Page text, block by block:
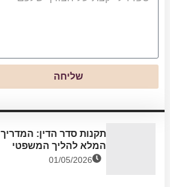
שליחה
תקנות סדר הדין: המדריך
המלא להליך המשפטי
01/05/2026